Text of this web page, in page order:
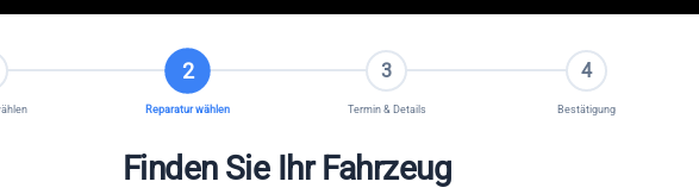
2
Reparatur wählen
3
Termin & Details
4
Bestätigung
Finden Sie Ihr Fahrzeug